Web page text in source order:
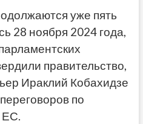
уже пять
28 ноября 2024 года,
правительство,
Ираклий Кобахидзе
по
ЕС.